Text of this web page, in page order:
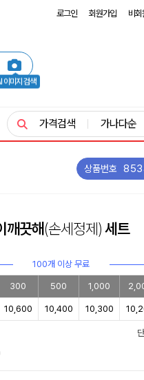
로그인 회원가입 비회
이미지 검색
가격검색 가나다순
상품번호
깨끗해(손세정제)세트
100개 이상 무료
300 500 1,000
10,600 10,400 10,300